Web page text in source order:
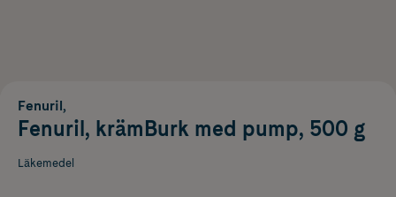
Fenuril,
Fenuril, krämBurk med pump, 500 g
Läkemedel